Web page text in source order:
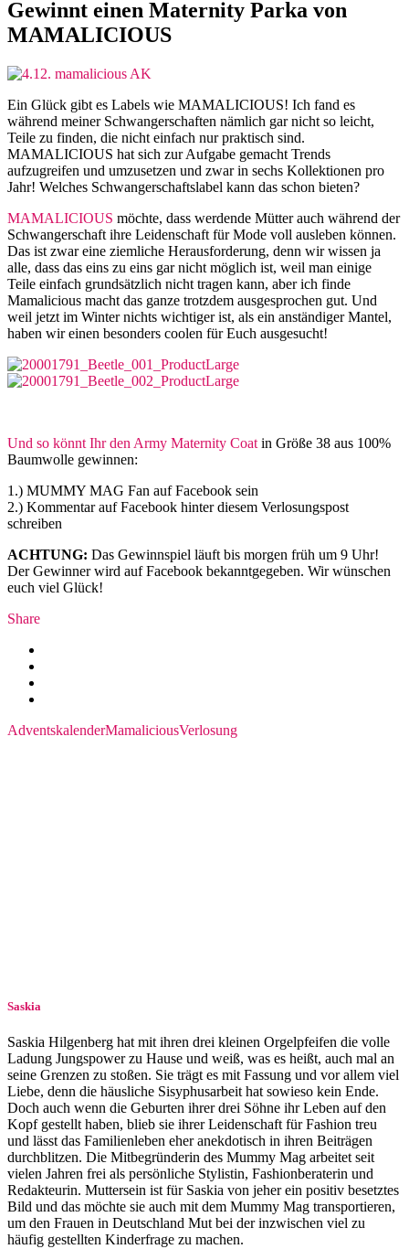
Gewinnt einen Maternity Parka von
MAMALICIOUS
Ein Glück gibt es Labels wie MAMALICIOUS! Ich fand es
während meiner Schwangerschaften nämlich gar nicht so leicht,
Teile zu finden, die nicht einfach nur praktisch sind.
MAMALICIOUS hat sich zur Aufgabe gemacht Trends
aufzugreifen und umzusetzen und zwar in sechs Kollektionen pro
Jahr! Welches Schwangerschaftslabel kann das schon bieten?
MAMALICIOUS möchte, dass werdende Mütter auch während der
Schwangerschaft ihre Leidenschaft für Mode voll ausleben können.
Das ist zwar eine ziemliche Herausforderung, denn wir wissen ja
alle, dass das eins zu eins gar nicht möglich ist, weil man einige
Teile einfach grundsätzlich nicht tragen kann, aber ich finde
Mamalicious macht das ganze trotzdem ausgesprochen gut. Und
weil jetzt im Winter nichts wichtiger ist, als ein anständiger Mantel,
haben wir einen besonders coolen für Euch ausgesucht!
Und so könnt Ihr den Army Maternity Coat in Größe 38 aus 100%
Baumwolle gewinnen:
1.) MUMMY MAG Fan auf Facebook sein
2.) Kommentar auf Facebook hinter diesem Verlosungspost
schreiben
ACHTUNG: Das Gewinnspiel läuft bis morgen früh um 9 Uhr!
Der Gewinner wird auf Facebook bekanntgegeben. Wir wünschen
euch viel Glück!
Share
AdventskalenderMamaliciousVerlosung
Saskia
Saskia Hilgenberg hat mit ihren drei kleinen Orgelpfeifen die volle
Ladung Jungspower zu Hause und weiß, was es heißt, auch mal an
seine Grenzen zu stoßen. Sie trägt es mit Fassung und vor allem viel
Liebe, denn die häusliche Si­sy­phus­ar­beit hat sowieso kein Ende.
Doch auch wenn die Geburten ihrer drei Söhne ihr Leben auf den
Kopf gestellt haben, blieb sie ihrer Leidenschaft für Fashion treu
und lässt das Familienleben eher anekdotisch in ihren Beiträgen
durchblitzen. Die Mitbegründerin des Mummy Mag arbeitet seit
vielen Jahren frei als persönliche Stylistin, Fashionberaterin und
Redakteurin. Muttersein ist für Saskia von jeher ein positiv besetztes
Bild und das möchte sie auch mit dem Mummy Mag transportieren,
um den Frauen in Deutschland Mut bei der inzwischen viel zu
häufig gestellten Kinderfrage zu machen.